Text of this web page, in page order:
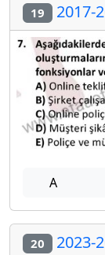
19 2017-
A
20 2023-